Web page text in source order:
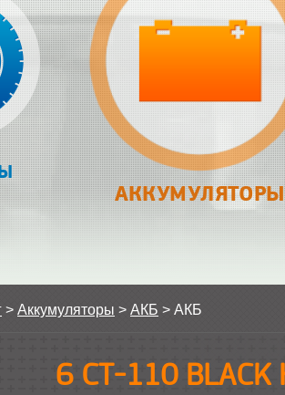
АККУМУЛЯТОРЫ
> Аккумуляторы > АКБ > АКБ
6 СТ-110 BLACK